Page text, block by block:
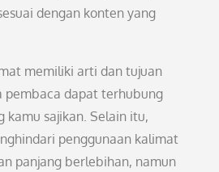
dengan konten yang
memiliki arti dan tujuan
pembaca dapat terhubung
kamu sajikan. Selain itu,
penggunaan kalimat
panjang berlebihan, namun